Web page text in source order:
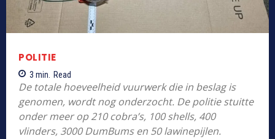
POLITIE
3 min. Read
De totale hoeveelheid vuurwerk die in beslag is
genomen, wordt nog onderzocht. De politie stuitte
onder meer op 210 cobra’s, 100 shells, 400
vlinders, 3000 DumBums en 50 lawinepijlen.